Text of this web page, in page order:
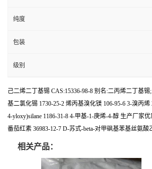
纯度
包装
级别
己二烯二丁基锡 CAS:15336-98-8 别名:二丙烯二丁基锡
基二氯化锡 1730-25-2 烯丙基溴化镁 106-95-6 3-溴丙
4-yloxy)silane 1186-31-8 4-甲基-1-庚烯-4-醇 生产厂家
番茄红素 36983-12-7 D-苏式-beta-对甲砜基苯基丝氨酸
相关产品：